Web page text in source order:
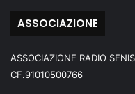
ASSOCIAZIONE
ASSOCIAZIONE RADIO
CF.91010500766